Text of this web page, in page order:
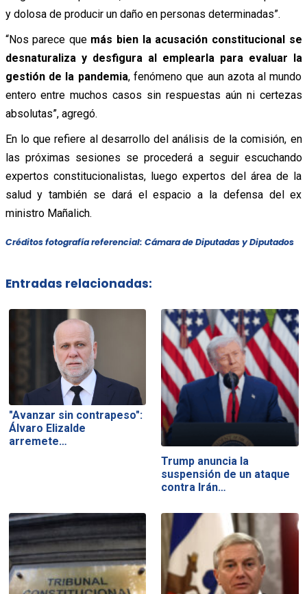
y dolosa de producir un daño en personas determinadas”.
“Nos parece que más bien la acusación constitucional se
desnaturaliza y desfigura al emplearla para evaluar la
gestión de la pandemia, fenómeno que aun azota al mundo
entero entre muchos casos sin respuestas aún ni certezas
absolutas”, agregó.
En lo que refiere al desarrollo del análisis de la comisión, en
las próximas sesiones se procederá a seguir escuchando
expertos constitucionalistas, luego expertos del área de la
salud y también se dará el espacio a la defensa del ex
ministro Mañalich.
Créditos fotografía referencial: Cámara de Diputadas y Diputados
Entradas relacionadas:
"Avanzar sin contrapeso":
Álvaro Elizalde
arremete…
Trump anuncia la
suspensión de un ataque
contra Irán…